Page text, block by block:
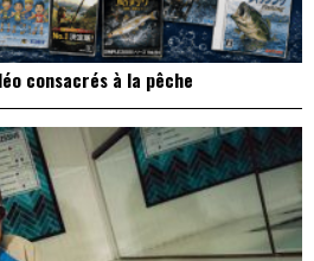
consacrés à la pêche